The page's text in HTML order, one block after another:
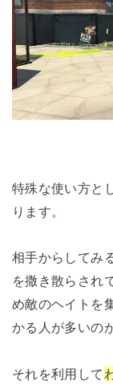
特殊な使い方と
ります。
相手からしてみ
を撒き散らされ
め敵のヘイトを
かる人が多いの
それを利用して